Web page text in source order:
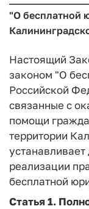
"О бесплатной
Настоящий
законом "О
Российской
связанные с
помощи
территории
реализации
бесплатной
Статья 1.